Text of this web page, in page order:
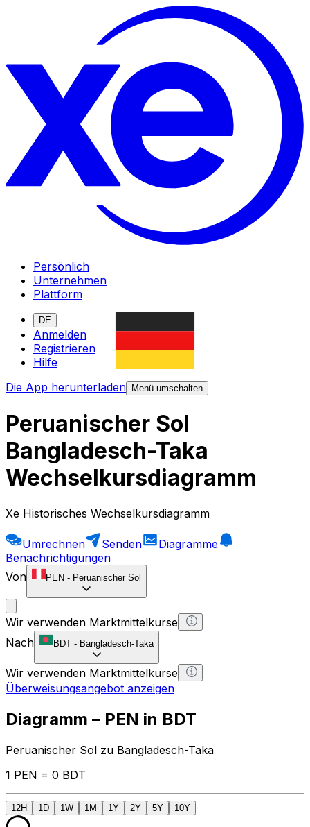
Persönlich
Unternehmen
Plattform
DE
Anmelden
Registrieren
Hilfe
Die App herunterladen
Menü umschalten
Peruanischer Sol
Bangladesch-Taka
Wechselkursdiagramm
Xe Historisches Wechselkursdiagramm
Umrechnen Senden
Diagramme
Benachrichtigungen
Von
PEN - Peruanischer Sol
Wir verwenden Marktmittelkurse
Nach
BDT - Bangladesch-Taka
Wir verwenden Marktmittelkurse
Überweisungsangebot anzeigen
Diagramm – PEN in BDT
Peruanischer Sol zu Bangladesch-Taka
1 PEN = 0 BDT
12H 1D 1W 1M 1Y 2Y 5Y 10Y